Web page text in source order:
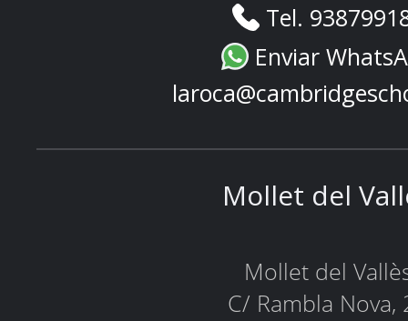
Tel.
Enviar
Mollet del
Mollet del
C/ Rambla Nova,